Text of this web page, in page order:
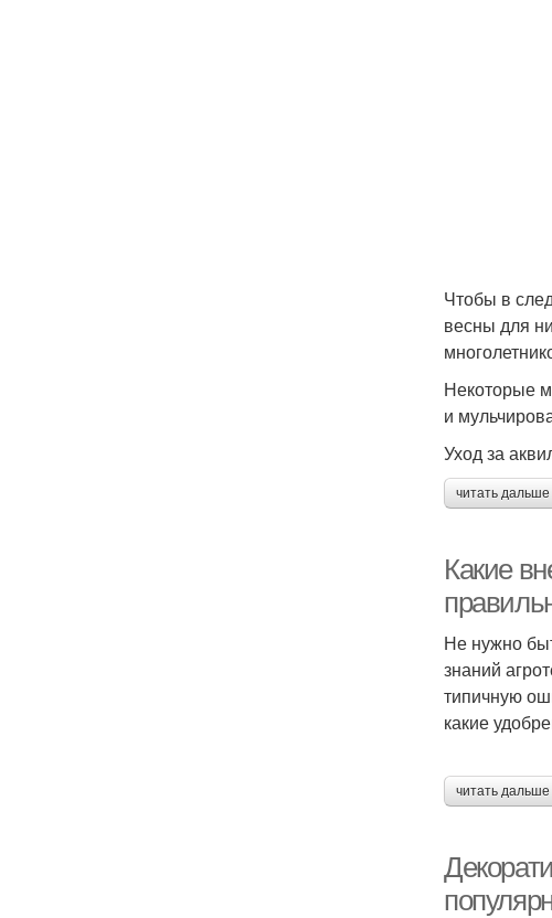
Чтобы в
весны для
Некоторые
и
Уход за
читать
Какие
Не нужно
знаний
типичную
какие
читать